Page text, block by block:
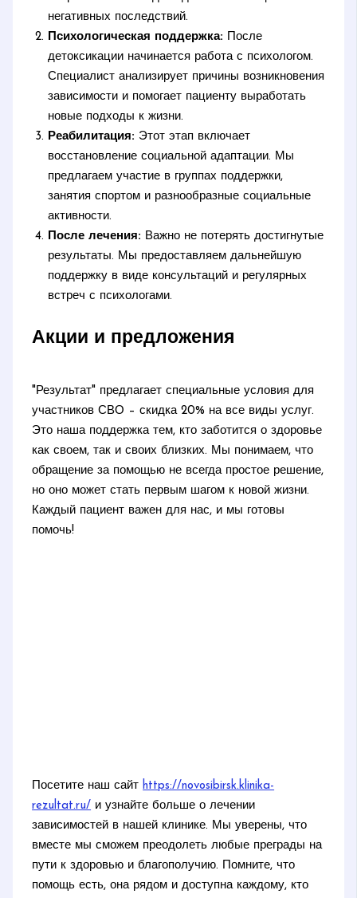
негативных последствий.
Психологическая поддержка: После
детоксикации начинается работа с психологом.
Специалист анализирует причины возникновения
зависимости и помогает пациенту выработать
новые подходы к жизни.
Реабилитация: Этот этап включает
восстановление социальной адаптации. Мы
предлагаем участие в группах поддержки,
занятия спортом и разнообразные социальные
активности.
После лечения: Важно не потерять достигнутые
результаты. Мы предоставляем дальнейшую
поддержку в виде консультаций и регулярных
встреч с психологами.
Акции и предложения
"Результат" предлагает специальные условия для
участников СВО – скидка 20% на все виды услуг.
Это наша поддержка тем, кто заботится о здоровье
как своем, так и своих близких. Мы понимаем, что
обращение за помощью не всегда простое решение,
но оно может стать первым шагом к новой жизни.
Каждый пациент важен для нас, и мы готовы
помочь!
Посетите наш сайт https://novosibirsk.klinika-
rezultat.ru/ и узнайте больше о лечении
зависимостей в нашей клинике. Мы уверены, что
вместе мы сможем преодолеть любые преграды на
пути к здоровью и благополучию. Помните, что
помощь есть, она рядом и доступна каждому, кто